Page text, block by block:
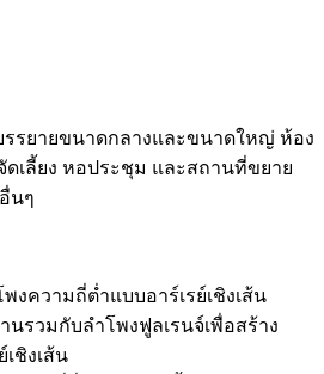
รรยายขนาดกลางและขนาดใหญ่ ห้อง
ดเลี้ยง หอประชุม และสถานที่ขยาย
นๆ
ความถี่ต่ำแบบอาร์เรย์เชิงเส้น
นรวมกับลำโพงฟูลเรนจ์เพื่อสร้าง
เชิงเส้น